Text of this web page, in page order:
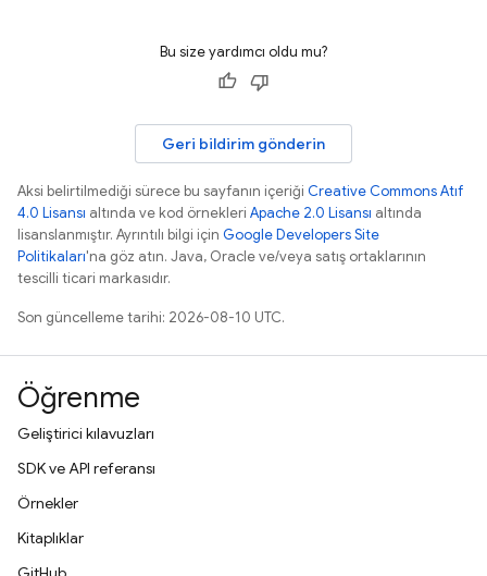
Bu size yardımcı oldu mu?
Geri bildirim gönderin
Aksi belirtilmediği sürece bu sayfanın içeriği Creative Commons Atıf
4.0 Lisansı altında ve kod örnekleri Apache 2.0 Lisansı altında
lisanslanmıştır. Ayrıntılı bilgi için Google Developers Site
Politikaları'na göz atın. Java, Oracle ve/veya satış ortaklarının
tescilli ticari markasıdır.
Son güncelleme tarihi: 2026-08-10 UTC.
Öğrenme
Geliştirici kılavuzları
SDK ve API referansı
Örnekler
Kitaplıklar